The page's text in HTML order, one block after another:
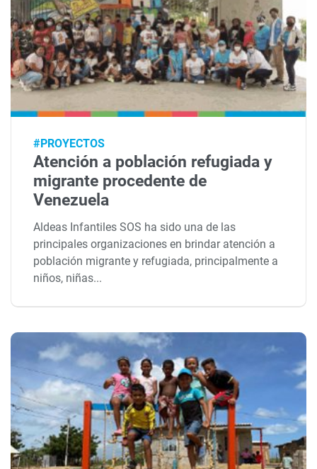
#PROYECTOS
Atención a población refugiada y
migrante procedente de
Venezuela
Aldeas Infantiles SOS ha sido una de las
principales organizaciones en brindar atención a
población migrante y refugiada, principalmente a
niños, niñas...